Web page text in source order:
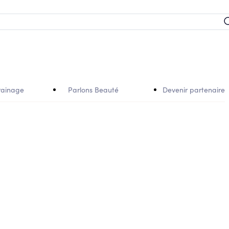
Parlons Beauté Devenir partenaire